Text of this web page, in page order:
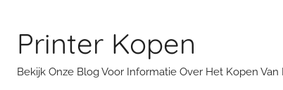
inhoud
Printer Kopen
Bekijk Onze Blog Voor Informatie Over Het Kopen